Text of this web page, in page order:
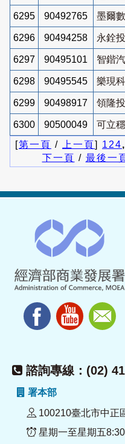
6295 90492765 墨爾
6296 90494258 永銓
6297 90495101 智鍇
6298 90495545 樂現
6299 90498917 領隆
6300 90500049
可立
[第一頁 / 上一頁] 124,
下一頁 / 最後一
諮詢專線：(02)
署本部
100210臺北市中正
星期一至星期五